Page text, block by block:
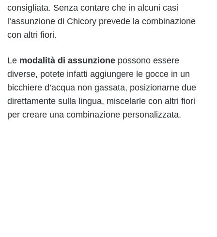
consigliata. Senza contare che in alcuni casi
l’assunzione di Chicory prevede la combinazione
con altri fiori.
Le modalità di assunzione possono essere
diverse, potete infatti aggiungere le gocce in un
bicchiere d’acqua non gassata, posizionarne due
direttamente sulla lingua, miscelarle con altri fiori
per creare una combinazione personalizzata.